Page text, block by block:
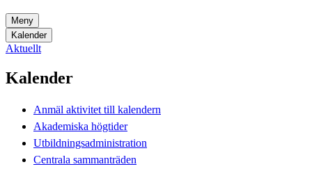
Meny
Kalender
Aktuellt
Kalender
Anmäl aktivitet till kalendern
Akademiska högtider
Utbildningsadministration
Centrala sammanträden